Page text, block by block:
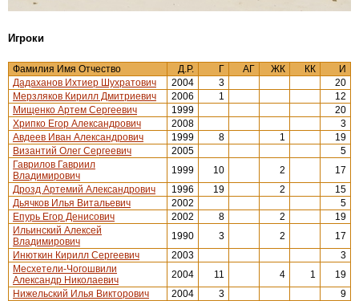
Игроки
Фамилия Имя Отчество Д.Р. Г АГ ЖК КК
И
Дадаханов Ихтиер Шухратович
2004 3
20
Мерзляков Кирилл Дмитриевич
2006 1
12
Мищенко Артем Сергеевич
1999
20
Хрипко Егор Александрович
2008
3
Авдеев Иван Александрович
1999 8 1
19
Византий Олег Сергеевич
2005
5
Гаврилов Гавриил
Владимирович
1999 10 2
17
Дрозд Артемий Александрович
1996 19 2
15
Дьячков Илья Витальевич
2002
5
Епурь Егор Денисович
2002 8 2
19
Ильинский Алексей
Владимирович
1990 3 2
17
Инюткин Кирилл Сергеевич
2003
3
Месхетели-Чогошвили
Александр Николаевич
2004 11 4 1
19
Нижельский Илья Викторович
2004 3
9